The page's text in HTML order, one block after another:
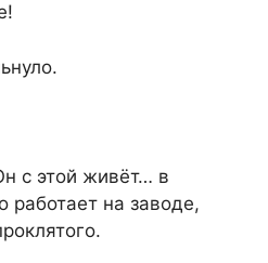
с этой живёт… в
работает на заводе,